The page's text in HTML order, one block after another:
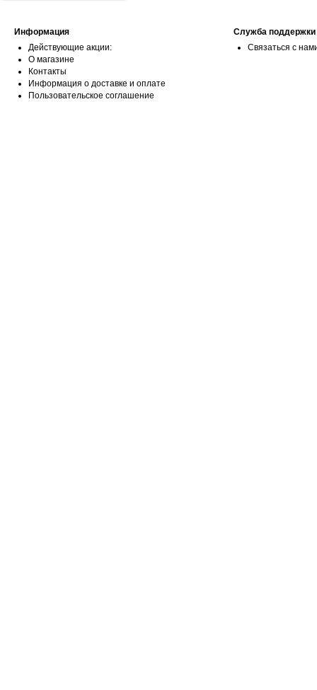
Информация
Действующие акции:
О магазине
Контакты
Информация о доставке и оплате
Пользовательское соглашение
Служба поддержки
Связаться с